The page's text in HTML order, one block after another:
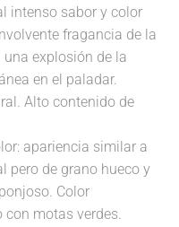
intenso sabor y color
fragancia de la
explosión de la
en el paladar.
Alto contenido de
apariencia similar a
pero de grano hueco y
Color
con motas verdes.